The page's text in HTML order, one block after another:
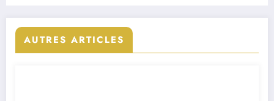
AUTRES ARTICLES